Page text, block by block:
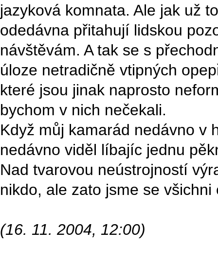
jazyková komnata. Ale jak už
odedávna přitahují lidskou
návštěvám. A tak se s
úloze netradičně vtipných
které jsou jinak naprosto
bychom v nich nečekali.
Když můj kamarád nedávno v
nedávno viděl líbajíc jednu
Nad tvarovou neústrojností
nikdo, ale zato jsme se
(16. 11. 2004, 12:00)